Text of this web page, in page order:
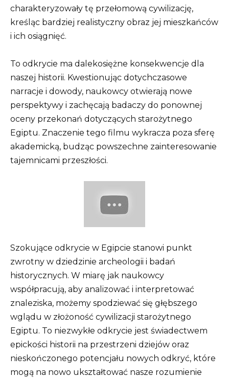
charakteryzowały tę przełomową cywilizację,
kreśląc bardziej realistyczny obraz jej mieszkańców
i ich osiągnięć.
To odkrycie ma dalekosiężne konsekwencje dla
naszej historii. Kwestionując dotychczasowe
narracje i dowody, naukowcy otwierają nowe
perspektywy i zachęcają badaczy do ponownej
oceny przekonań dotyczących starożytnego
Egiptu. Znaczenie tego filmu wykracza poza sferę
akademicką, budząc powszechne zainteresowanie
tajemnicami przeszłości.
Szokujące odkrycie w Egipcie stanowi punkt
zwrotny w dziedzinie archeologii i badań
historycznych. W miarę jak naukowcy
współpracują, aby analizować i interpretować
znaleziska, możemy spodziewać się głębszego
wglądu w złożoność cywilizacji starożytnego
Egiptu. To niezwykłe odkrycie jest świadectwem
epickości historii na przestrzeni dziejów oraz
nieskończonego potencjału nowych odkryć, które
mogą na nowo ukształtować nasze rozumienie